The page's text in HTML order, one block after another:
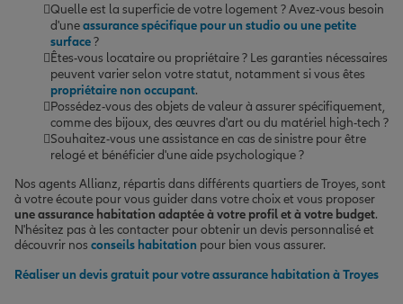
Quelle est la superficie de votre logement ? Avez-vous besoin
d'uneassurance spécifique pour un studio ou une petite
surface?
Êtes-vous locataire ou propriétaire ? Les garanties nécessaires
peuvent varier selon votre statut, notamment si vous êtes
propriétaire non occupant.
Possédez-vous des objets de valeur à assurer spécifiquement,
comme des bijoux, des œuvres d'art ou du matériel high-tech ?
Souhaitez-vous une assistance en cas de sinistre pour être
relogé et bénéficier d'une aide psychologique ?
Nos agents Allianz, répartis dans différents quartiers de Troyes, sont
à votre écoute pour vous guider dans votre choix et vous proposer
une assurance habitation adaptée à votre profil et à votre budget.
N'hésitez pas à les contacter pour obtenir un devis personnalisé et
découvrir nos conseils habitation pour bien vous assurer.
Réaliser un devis gratuit pour votre assurance habitation à Troyes